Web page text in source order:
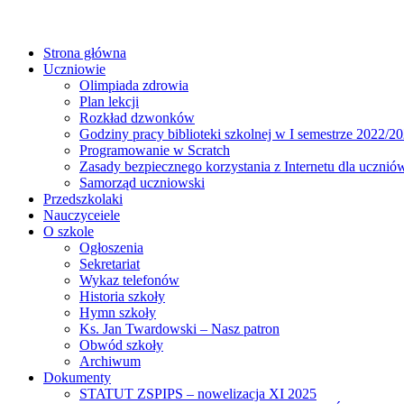
Strona główna
Uczniowie
Olimpiada zdrowia
Plan lekcji
Rozkład dzwonków
Godziny pracy biblioteki szkolnej w I semestrze 2022/
Programowanie w Scratch
Zasady bezpiecznego korzystania z Internetu dla
Samorząd uczniowski
Przedszkolaki
Nauczyceiele
O szkole
Ogłoszenia
Sekretariat
Wykaz telefonów
Historia szkoły
Hymn szkoły
Ks. Jan Twardowski – Nasz patron
Obwód szkoły
Archiwum
Dokumenty
STATUT ZSPIPS – nowelizacja XI 2025